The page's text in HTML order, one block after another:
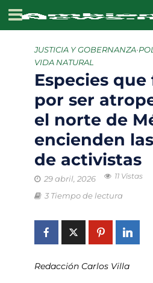
JUSTICIA Y GOBERNANZA•
VIDA NATURAL
Especies que
por ser
el norte de
encienden
de activistas
29 abril, 2026 11 Vistas
3 Tiempo de lectura
Redacción Carlos Villa